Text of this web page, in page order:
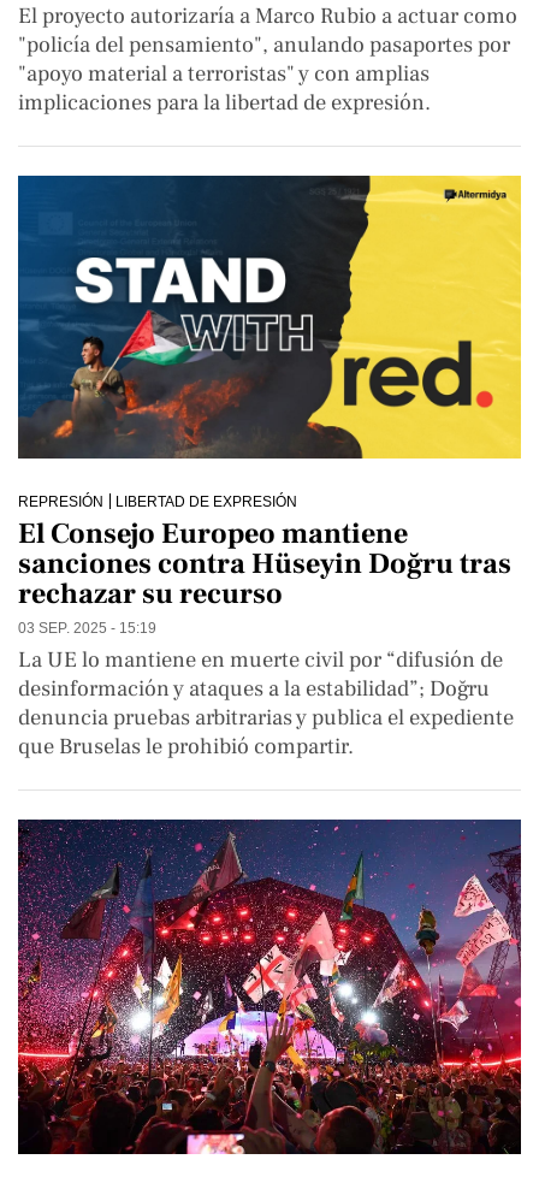
El proyecto autorizaría a Marco Rubio a actuar como
"policía del pensamiento", anulando pasaportes por
"apoyo material a terroristas" y con amplias
implicaciones para la libertad de expresión.
REPRESIÓN LIBERTAD DE EXPRESIÓN
El Consejo Europeo mantiene
sanciones contra Hüseyin Doğru tras
rechazar su recurso
03 SEP. 2025 - 15:19
La UE lo mantiene en muerte civil por “difusión de
desinformación y ataques a la estabilidad”; Doğru
denuncia pruebas arbitrarias y publica el expediente
que Bruselas le prohibió compartir.